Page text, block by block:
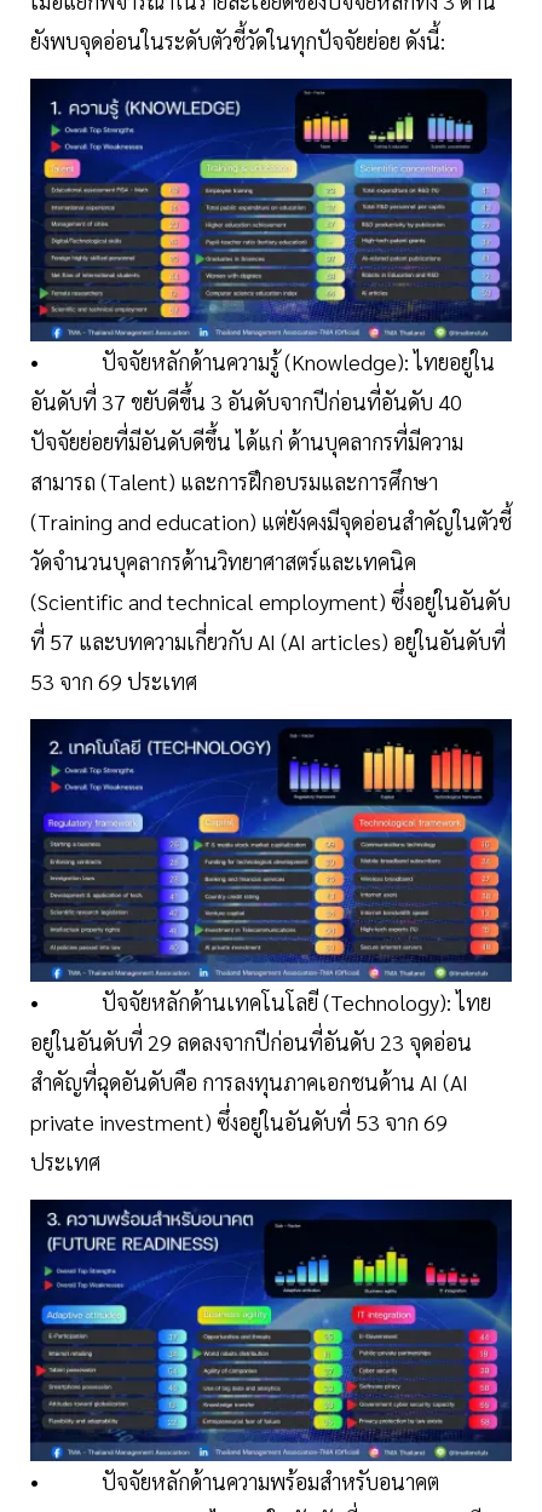
ยังพบจุดอ่อนในระดับตัวชี้วัดในทุกปัจจัยย่อย ดังนี้:
• ปัจจัยหลักด้านความรู้ (Knowledge): ไทยอยู่ใน
อันดับที่ 37 ขยับดีขึ้น 3 อันดับจากปีก่อนที่อันดับ 40
ปัจจัยย่อยที่มีอันดับดีขึ้น ได้แก่ ด้านบุคลากรที่มีความ
สามารถ (Talent) และการฝึกอบรมและการศึกษา
(Training and education) แต่ยังคงมีจุดอ่อนสำคัญในตัวชี้
วัดจำนวนบุคลากรด้านวิทยาศาสตร์และเทคนิค
(Scientific and technical employment) ซึ่งอยู่ในอันดับ
ที่ 57 และบทความเกี่ยวกับ AI (AI articles) อยู่ในอันดับที่
53 จาก 69 ประเทศ
• ปัจจัยหลักด้านเทคโนโลยี (Technology): ไทย
อยู่ในอันดับที่ 29 ลดลงจากปีก่อนที่อันดับ 23 จุดอ่อน
สำคัญที่ฉุดอันดับคือ การลงทุนภาคเอกชนด้าน AI (AI
private investment) ซึ่งอยู่ในอันดับที่ 53 จาก 69
ประเทศ
• ปัจจัยหลักด้านความพร้อมสำหรับอนาคต